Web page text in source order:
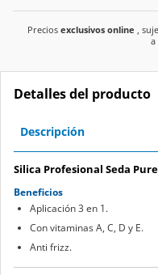
Precios exclusivos online ,
a
Detalles del producto
Descripción
Silica Profesional Seda
Beneficios
Aplicación 3 en 1.
Con vitaminas A, C, D y E.
Anti frizz.